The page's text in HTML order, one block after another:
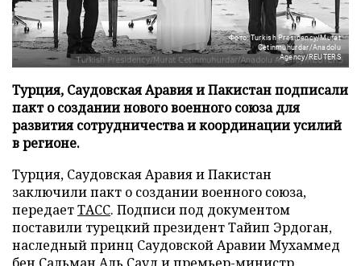
Фото: Turkish Presidency/Murat
Cetinmuhurdar/Anadolu
Agency/REUTERS
Турция, Саудовская Аравия и Пакистан подписали
пакт о создании нового военного союза для
развития сотрудничества и координации усилий
в регионе.
Турция, Саудовская Аравия и Пакистан
заключили пакт о создании военного союза,
передаетТАСС. Подписи под документом
поставили турецкий президент Тайип Эрдоган,
наследный принц Саудовской Аравии Мухаммед